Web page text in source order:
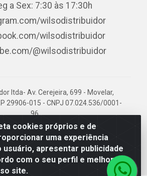
cookies próprios e de
uma experiência
usuário, apresentar publicidade
com o seu perfil e melhorar a
site.
a Sex: 7:30 às 17:30h
wilsodistribuidor
wilsodistribuidor
@wilsodistribuidor
ltda- Av. Cerejeira, 699 - Movelar,
29906-015 - CNPJ 07.024.536/0001-
96